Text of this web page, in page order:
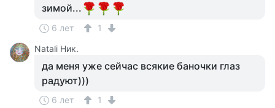
зимой...
6 лет
1
Natali Ник.
да меня уже сейчас всякие баночки глаз
радуют)))
6 лет
1